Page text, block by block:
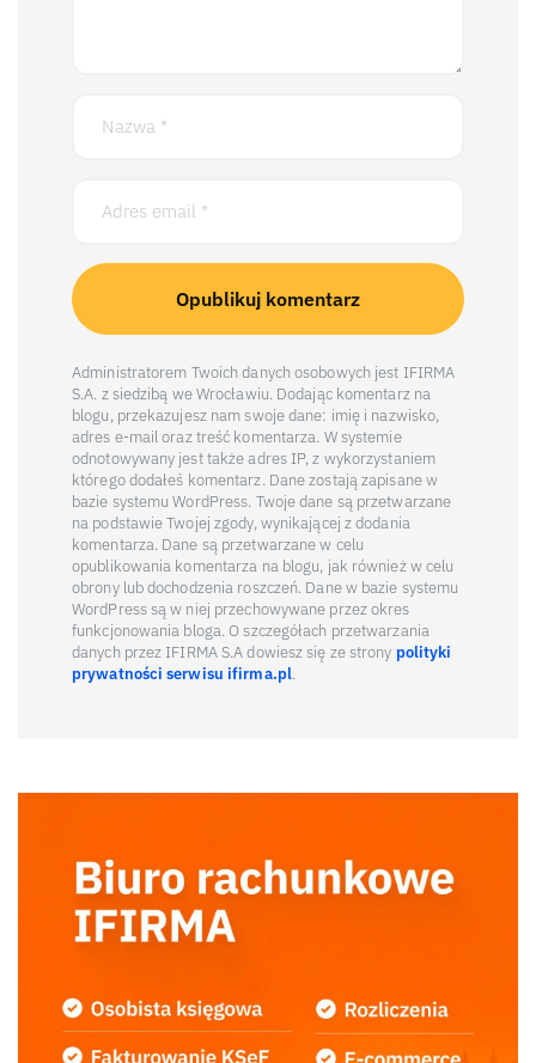
Administratorem Twoich danych osobowych jest IFIRMA
S.A. z siedzibą we Wrocławiu. Dodając komentarz na
blogu, przekazujesz nam swoje dane: imię i nazwisko,
adres e-mail oraz treść komentarza. W systemie
odnotowywany jest także adres IP, z wykorzystaniem
którego dodałeś komentarz. Dane zostają zapisane w
bazie systemu WordPress. Twoje dane są przetwarzane
na podstawie Twojej zgody, wynikającej z dodania
komentarza. Dane są przetwarzane w celu
opublikowania komentarza na blogu, jak również w celu
obrony lub dochodzenia roszczeń. Dane w bazie systemu
WordPress są w niej przechowywane przez okres
funkcjonowania bloga. O szczegółach przetwarzania
danych przez IFIRMA S.A dowiesz się ze strony polityki
prywatności serwisu ifirma.pl.